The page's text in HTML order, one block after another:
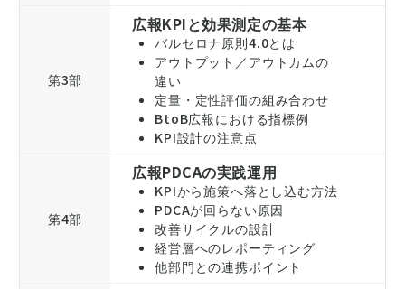
第3部
広報KPIと効果測定の基本
バルセロナ原則4.0とは
アウトプット／アウトカムの
違い
定量・定性評価の組み合わせ
BtoB広報における指標例
KPI設計の注意点
第4部
広報PDCAの実践運用
KPIから施策へ落とし込む方法
PDCAが回らない原因
改善サイクルの設計
経営層へのレポーティング
他部門との連携ポイント